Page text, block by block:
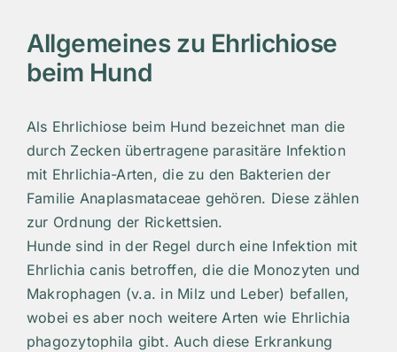
Allgemeines zu Ehrlichiose
beim Hund
Als Ehrlichiose beim Hund bezeichnet man die
durch Zecken übertragene parasitäre Infektion
mit Ehrlichia-Arten, die zu den Bakterien der
Familie Anaplasmataceae gehören. Diese zählen
zur Ordnung der Rickettsien.
Hunde sind in der Regel durch eine Infektion mit
Ehrlichia canis betroffen, die die Monozyten und
Makrophagen (v.a. in Milz und Leber) befallen,
wobei es aber noch weitere Arten wie Ehrlichia
phagozytophila gibt. Auch diese Erkrankung